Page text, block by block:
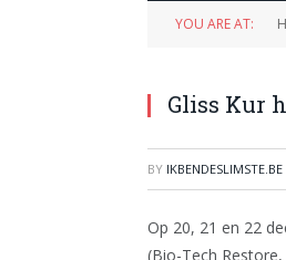
YOU ARE AT:
Gliss Kur
BY IKBENDESLIMSTE.BE
Op 20, 21 en 22
(Bio-Tech